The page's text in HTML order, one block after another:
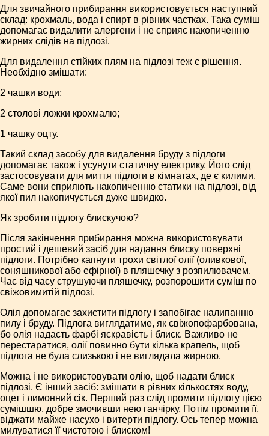
Для звичайного прибирання використовується наступний
склад: крохмаль, вода і спирт в рівних частках. Така суміш
допомагає видалити алергени і не сприяє накопиченню
жирних слідів на підлозі.
Для видалення стійких плям на підлозі теж є рішення.
Необхідно змішати:
2 чашки води;
2 столові ложки крохмалю;
1 чашку оцту.
Такий склад засобу для видалення бруду з підлоги
допомагає також і усунути статичну електрику. Його слід
застосовувати для миття підлоги в кімнатах, де є килими.
Саме вони сприяють накопиченню статики на підлозі, від
якої пил накопичується дуже швидко.
Як зробити підлогу блискучою?
Після закінчення прибирання можна використовувати
простий і дешевий засіб для надання блиску поверхні
підлоги. Потрібно капнути трохи світлої олії (оливкової,
соняшникової або ефірної) в пляшечку з розпилювачем.
Час від часу струшуючи пляшечку, розпорошити суміш по
свіжовимитій підлозі.
Олія допомагає захистити підлогу і запобігає налипанню
пилу і бруду. Підлога виглядатиме, як свіжопофарбована,
бо олія надасть фарбі яскравість і блиск. Важливо не
перестаратися, олії повинно бути кілька крапель, щоб
підлога не була слизькою і не виглядала жирною.
Можна і не використовувати олію, щоб надати блиск
підлозі. Є інший засіб: змішати в рівних кількостях воду,
оцет і лимонний сік. Перший раз слід промити підлогу цією
сумішшю, добре змочивши нею ганчірку. Потім промити її,
віджати майже насухо і витерти підлогу. Ось тепер можна
милуватися її чистотою і блиском!